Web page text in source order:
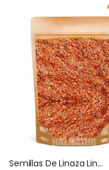
Semillas De Linaza Lino Peruana Nacional